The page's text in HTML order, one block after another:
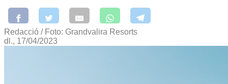
Redacció / Foto: Grandvalira Resorts
dl., 17/04/2023